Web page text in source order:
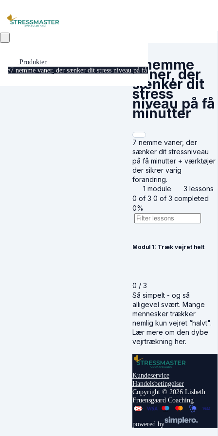
Produkter
77 nemme vaner, der sænker dit stress niveau på få minutter
7 nemme
vaner, der
sænker dit
stress
niveau på få
minutter
7 nemme vaner, der
sænker dit stressniveau
på få minutter + værktøjer
der sikrer varig
forandring.
1 module
3 lessons
0 of 3 0 of 3 completed
0%
Modul 1: Træk vejret helt
0 / 3
Så simpelt - og så
alligevel svært. Mange
mennesker trækker
nemlig kun vejret “halvt".
Lær mere om den dybe
vejrtrækning her.
Kundeservice
Handelsbetingelser
Copyright © 2026 Lisbeth
Fruensgaard Coaching
powered by